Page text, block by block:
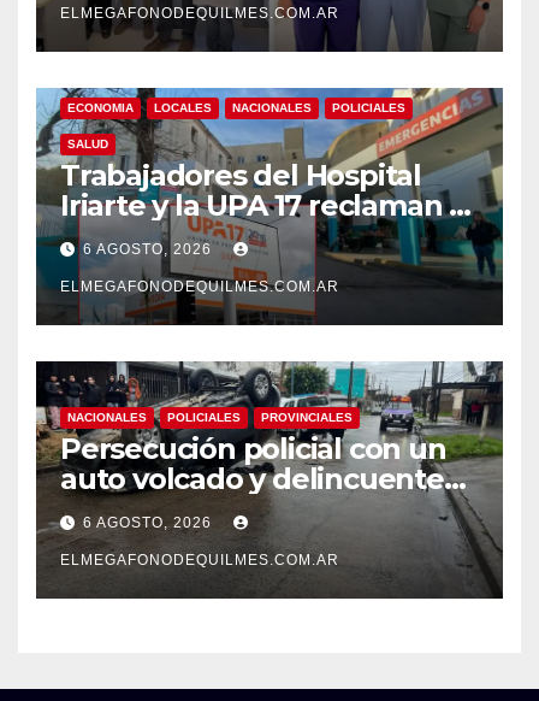
ELMEGAFONODEQUILMES.COM.AR
ECONOMIA LOCALES NACIONALES POLICIALES
SALUD
Trabajadores del Hospital
Iriarte y la UPA 17 reclaman el
pase a planta de becarios y
mejoras laborales
6 AGOSTO, 2026
ELMEGAFONODEQUILMES.COM.AR
NACIONALES POLICIALES PROVINCIALES
Persecución policial con un
auto volcado y delincuentes
detenidos en San Francisco
Solano
6 AGOSTO, 2026
ELMEGAFONODEQUILMES.COM.AR